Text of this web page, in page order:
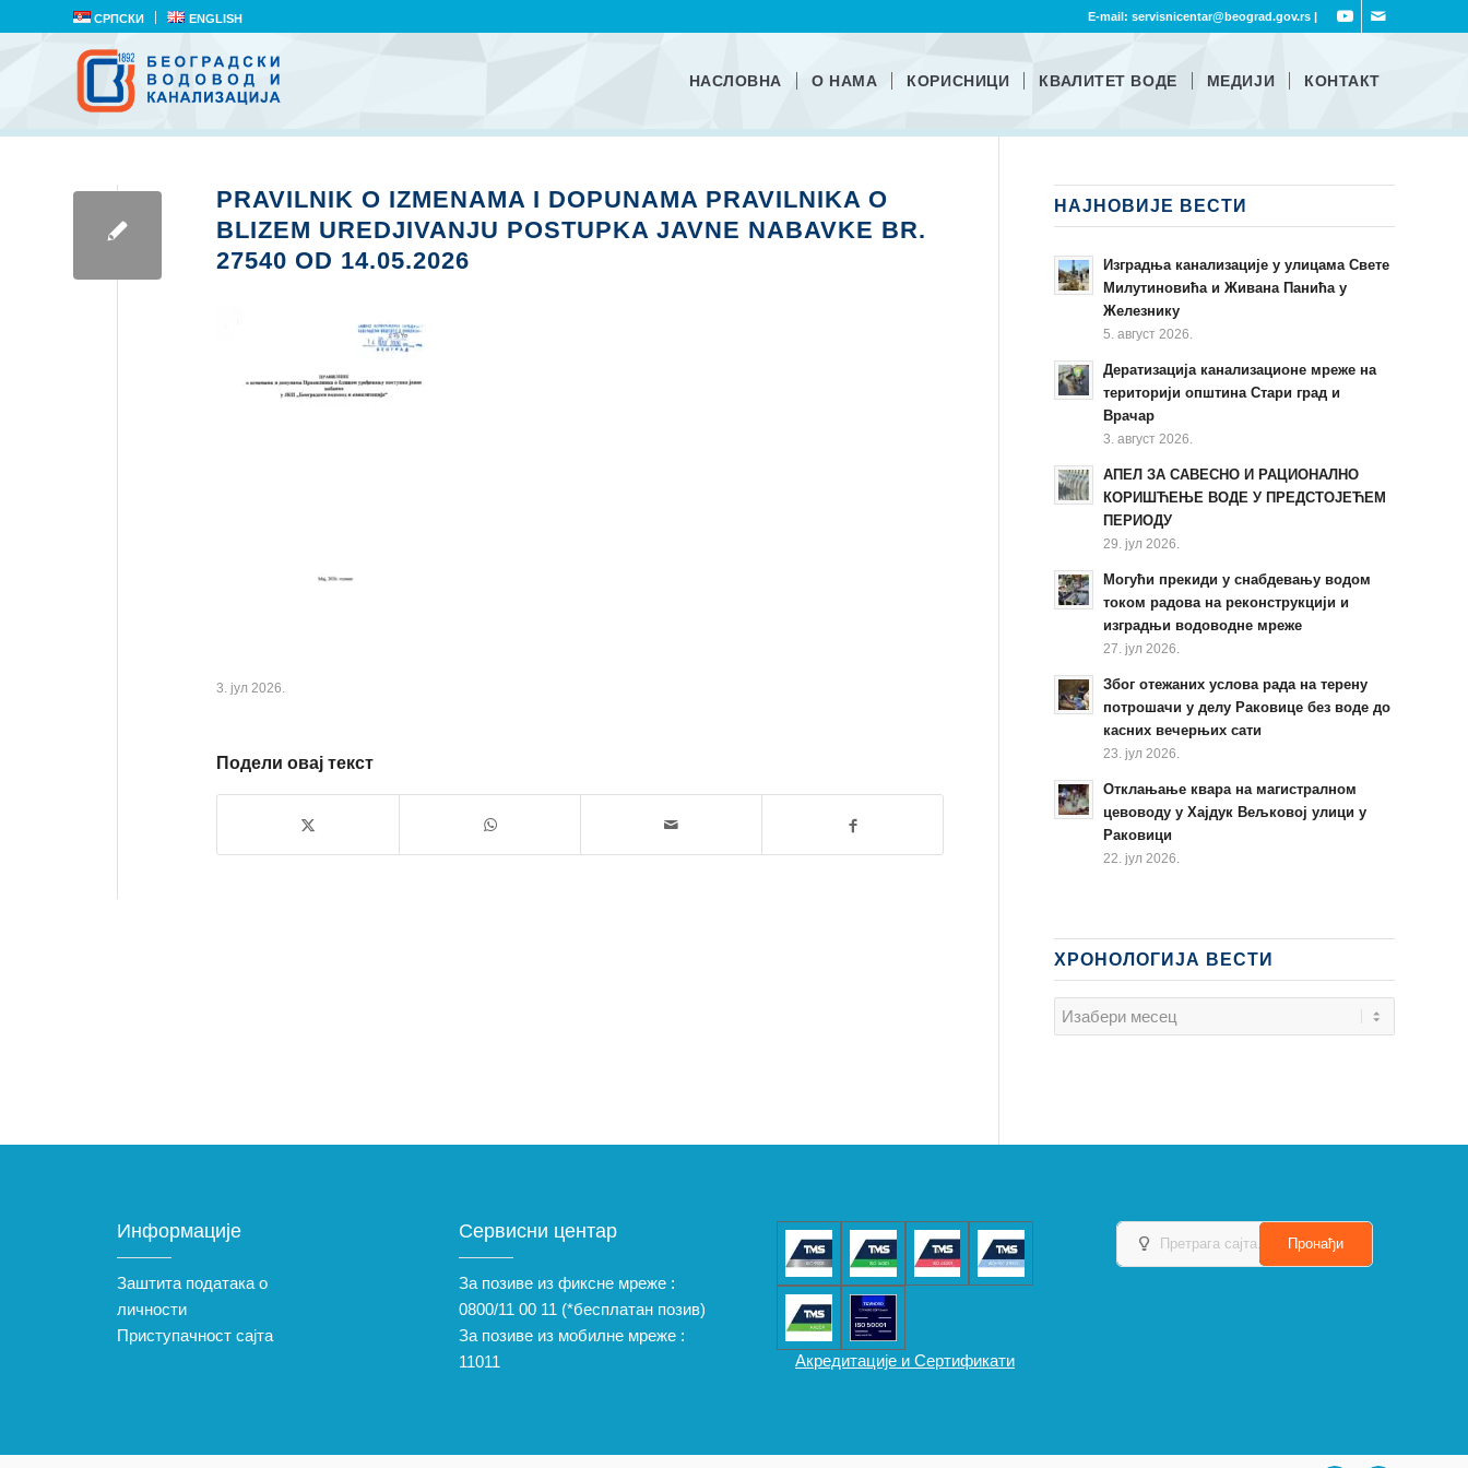
СРПСКИ ENGLISH E-mail: servisnicentar@beograd.gov.rs |
НАСЛОВНА О НАМА КОРИСНИЦИ КВАЛИТЕТ ВОДЕ МЕДИЈИ КОНТАКТ
PRAVILNIK O IZMENAMA I DOPUNAMA PRAVILNIKA O
BLIZEM UREDJIVANJU POSTUPKA JAVNE NABAVKE BR.
27540 OD 14.05.2026
3. јул 2026.
Подели овај текст
НАЈНОВИЈЕ ВЕСТИ
Изградња канализације у улицама Свете
Милутиновића и Живана Панића у
Железнику
5. август 2026.
Дератизација канализационе мреже на
територији општина Стари град и
Врачар
3. август 2026.
АПЕЛ ЗА САВЕСНО И РАЦИОНАЛНО
КОРИШЋЕЊЕ ВОДЕ У ПРЕДСТОЈЕЋЕМ
ПЕРИОДУ
29. јул 2026.
Могући прекиди у снабдевању водом
током радова на реконструкцији и
изградњи водоводне мреже
27. јул 2026.
Због отежаних услова рада на терену
потрошачи у делу Раковице без воде до
касних вечерњих сати
23. јул 2026.
Отклањање квара на магистралном
цевоводу у Хајдук Вељковој улици у
Раковици
22. јул 2026.
ХРОНОЛОГИЈА ВЕСТИ
Информације
Заштита података о
личности
Приступачност сајта
Сервисни центар
За позиве из фиксне мреже :
0800/11 00 11 (*бесплатан позив)
За позиве из мобилне мреже :
11011
Акредитације и Сертификати